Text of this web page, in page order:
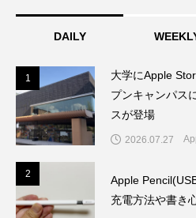
に浦和レッズを愛する、東京
年。
DAILY
1
大学にApple
プンキャンパス
スが登場
2026.07.27
2
Apple
充電方法や書き